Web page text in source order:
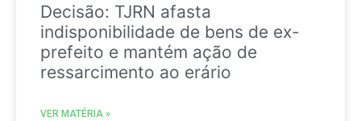
Decisão: TJRN afasta
indisponibilidade de bens de ex-
prefeito e mantém ação de
ressarcimento ao erário
VER MATÉRIA »